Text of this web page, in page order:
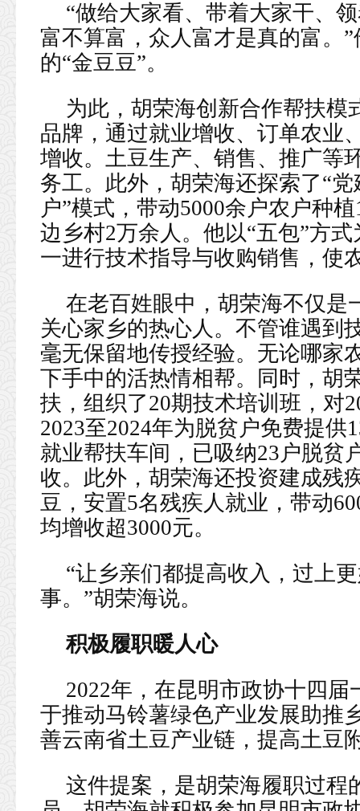
“做给大家看、带着大家干、
富不算富，众人富才是真的富。
的“金豆豆”。
为此，胡荣海创新合作帮扶模
品牌，通过就业增收、订单农业
增收。土豆生产、销售、推广等
务工。此外，胡荣海还探索了“
户”模式，带动5000余户农户种
边乡村2万余人。他以“五包”方
一进行技术指导与收购销售，使
在老百姓眼中，胡荣海不仅是
关心家乡的热心人。不管谁遇到
毫无保留地传授经验。无论哪家
下手中的活热情相帮。同时，胡
扶，组织了20期技术培训班，对
2023至2024年为脱贫户免费提
就业帮扶车间，已吸纳23户脱贫
收。此外，胡荣海还投资建成残
豆，安置5名残疾人就业，带动
均增收超3000元。
“让乡亲们都提高收入，过上
事。”胡荣海说。
积极履职暖人心
2022年，在昆明市政协十四
于推动马铃薯绿色产业发展助推
善云南省土豆产业链，提高土豆
这件提案，是胡荣海履职过程